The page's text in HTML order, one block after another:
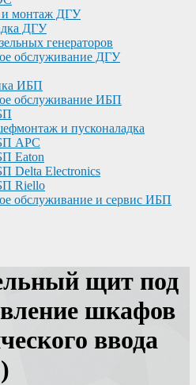
и монтаж ДГУ
ДГУ
генераторов
обслуживание ДГУ
ИБП
обслуживание ИБП
и пусконаладка
APC
Eaton
Delta Electronics
Riello
обслуживание и сервис ИБП
щит под
шкафов
ввода